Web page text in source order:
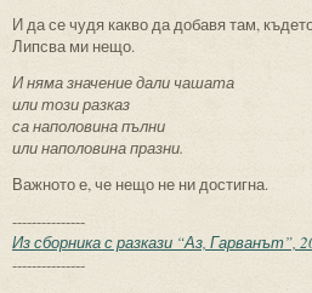
И да се чудя какво да добавя там,
Липсва ми нещо.
И няма значение дали чашата
или този разказ
са наполовина пълни
или наполовина празни.
Важното е, че нещо не ни достигна.
---------------
Из сборника с разкази “Аз, Гарванът”,
---------------